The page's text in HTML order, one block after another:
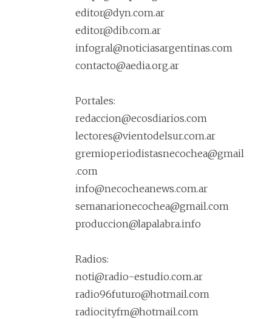
editor@dyn.com.ar
editor@dib.com.ar
infogral@noticiasargentinas.com
contacto@aedia.org.ar
Portales:
redaccion@ecosdiarios.com
lectores@vientodelsur.com.ar
gremioperiodistasnecochea@gmail
.com
info@necocheanews.com.ar
semanarionecochea@gmail.com
produccion@lapalabra.info
Radios:
noti@radio-estudio.com.ar
radio96futuro@hotmail.com
radiocityfm@hotmail.com